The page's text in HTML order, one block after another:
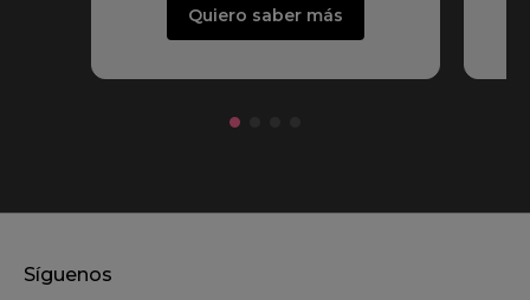
Quiero saber más
Síguenos